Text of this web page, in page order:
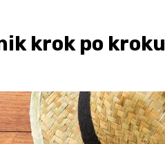
krok po kroku